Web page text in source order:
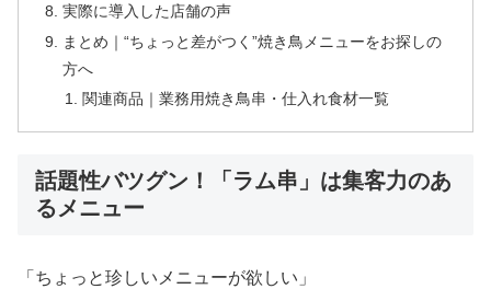
実際に導入した店舗の声
まとめ｜“ちょっと差がつく”焼き鳥メニューをお探しの
方へ
関連商品｜業務用焼き鳥串・仕入れ食材一覧
話題性バツグン！「ラム串」は集客力のあ
るメニュー
「ちょっと珍しいメニューが欲しい」